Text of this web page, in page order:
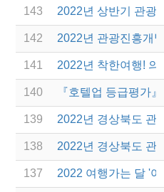
143 2022년 상반기 관광
142 2022년 관광진흥개
141 2022년 착한여행! 의
140 『호텔업 등급평가
139 2022년 경상북도 관
138 2022년 경상북도 관
137 2022 여행가는 달 '